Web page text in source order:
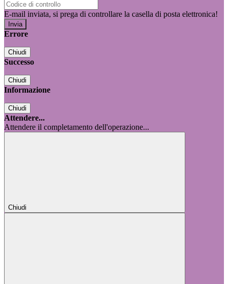
E-mail inviata, si prega di controllare la casella di posta elettronica!
Errore
Chiudi
Successo
Chiudi
Informazione
Chiudi
Attendere...
Attendere il completamento dell'operazione...
Chiudi